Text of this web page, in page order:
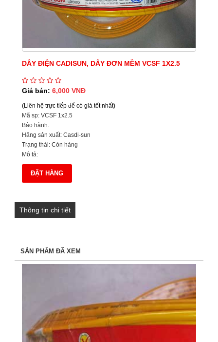
DÂY ĐIỆN CADISUN, DÂY ĐƠN MỀM VCSF 1X2.5
Giá bán: 6,000 VNĐ
(Liên hệ trực tiếp để có giá tốt nhất)
Mã sp: VCSF 1x2.5
Bảo hành:
Hãng sản xuất: Casdi-sun
Trạng thái: Còn hàng
Mô tả:
ĐẶT HÀNG
Thông tin chi tiết
SẢN PHẨM ĐÃ XEM